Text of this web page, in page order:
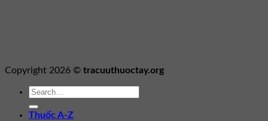
Copyright 2026 © tracuuthuoctay.org
Thuốc A-Z